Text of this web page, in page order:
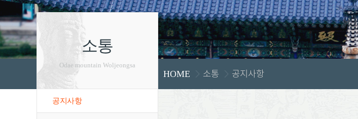
소통
Odae mountain Woljeongsa
공지사항
HOME 소통 공지사항